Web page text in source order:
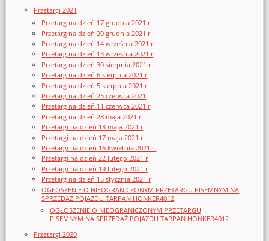
Przetargi 2021
Przetarg na dzień 17 grudnia 2021 r
Przetarg na dzień 20 grudnia 2021 r
Przetarg na dzień 14 września 2021 r.
Przetarg na dzień 13 września 2021 r
Przetarg na dzień 30 sierpnia 2021 r
Przetarg na dzień 6 sierpnia 2021 r
Przetarg na dzień 5 sierpnia 2021 r
Przetarg na dzień 25 czerwca 2021
Przetarg na dzień 11 czerwca 2021 r
Przetarg na dzień 28 maja 2021 r
Przetargi na dzień 18 maja 2021 r
Przetargi na dzień 17 maja 2021 r
Przetargi na dzień 16 kwietnia 2021 r.
Przetargi na dzień 22 lutego 2021 r
Przetargi na dzień 19 lutego 2021 r
Przetarg na dzień 15 stycznia 2021 r
OGŁOSZENIE O NIEOGRANICZONYM PRZETARGU PISEMNYM NA
SPRZEDAŻ POJAZDU TARPAN HONKER4012
OGŁOSZENIE O NIEOGRANICZONYM PRZETARGU
PISEMNYM NA SPRZEDAŻ POJAZDU TARPAN HONKER4012
Przetargi 2020